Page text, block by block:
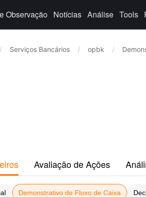
Observação Notícias Análise Tools
/ Serviços Bancários / opbk /
Avaliação de Ações
Demonstrativo de Fluxo de Caixa